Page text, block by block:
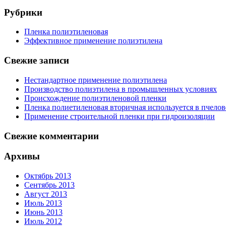
Рубрики
Пленка полиэтиленовая
Эффективное применение полиэтилена
Свежие записи
Нестандартное применение полиэтилена
Производство полиэтилена в промышленных условиях
Происхождение полиэтиленовой пленки
Пленка полиетиленовая вторичная используется в
Применение строительной пленки при гидроизоляции
Свежие комментарии
Архивы
Октябрь 2013
Сентябрь 2013
Август 2013
Июль 2013
Июнь 2013
Июль 2012